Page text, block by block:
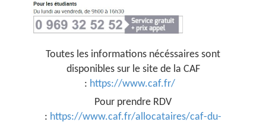
Toutes les informations nécéssaires sont
disponibles sur le site de la CAF
: https://www.caf.fr/
Pour prendre RDV
: https://www.caf.fr/allocataires/caf-du-